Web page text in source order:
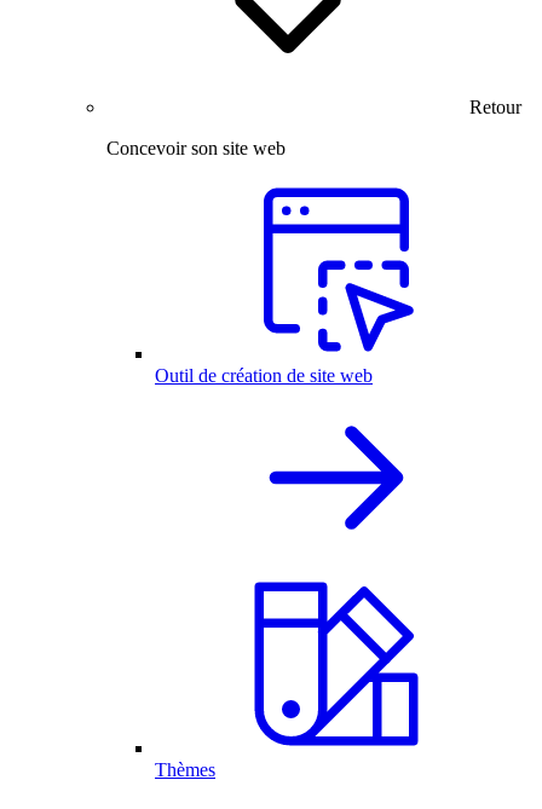
Retour
Concevoir son site web
Outil de création de site web
Thèmes